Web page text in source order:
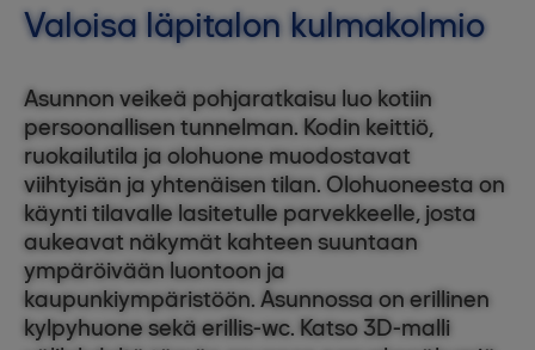
Valoisa läpitalon kulmakolmio
Asunnon veikeä pohjaratkaisu luo kotiin
persoonallisen tunnelman. Kodin keittiö,
ruokailutila ja olohuone muodostavat
viihtyisän ja yhtenäisen tilan. Olohuoneesta on
käynti tilavalle lasitetulle parvekkeelle, josta
aukeavat näkymät kahteen suuntaan
ympäröivään luontoon ja
kaupunkiympäristöön. Asunnossa on erillinen
kylpyhuone sekä erillis-wc. Katso 3D-malli